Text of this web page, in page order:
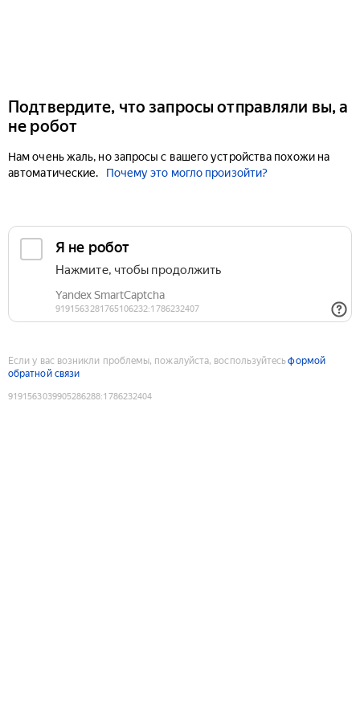
Подтвердите, что запросы отправляли вы, а
не робот
Нам очень жаль, но запросы с вашего устройства похожи на
автоматические.
Почему это могло произойти?
Если у вас возникли проблемы, пожалуйста, воспользуйтесьформой
обратной связи
9191563039905286288:1786232404